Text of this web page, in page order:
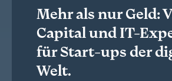
Mehr als nur Geld:
Capital und IT-
für Start-ups der
Welt.